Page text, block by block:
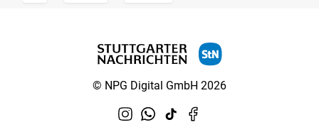
© NPG Digital GmbH 2026